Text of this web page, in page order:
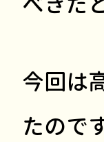
今回は
たので